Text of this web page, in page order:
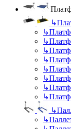
↳
↳
↳
↳
↳
↳
↳
↳
↳
↳
↳